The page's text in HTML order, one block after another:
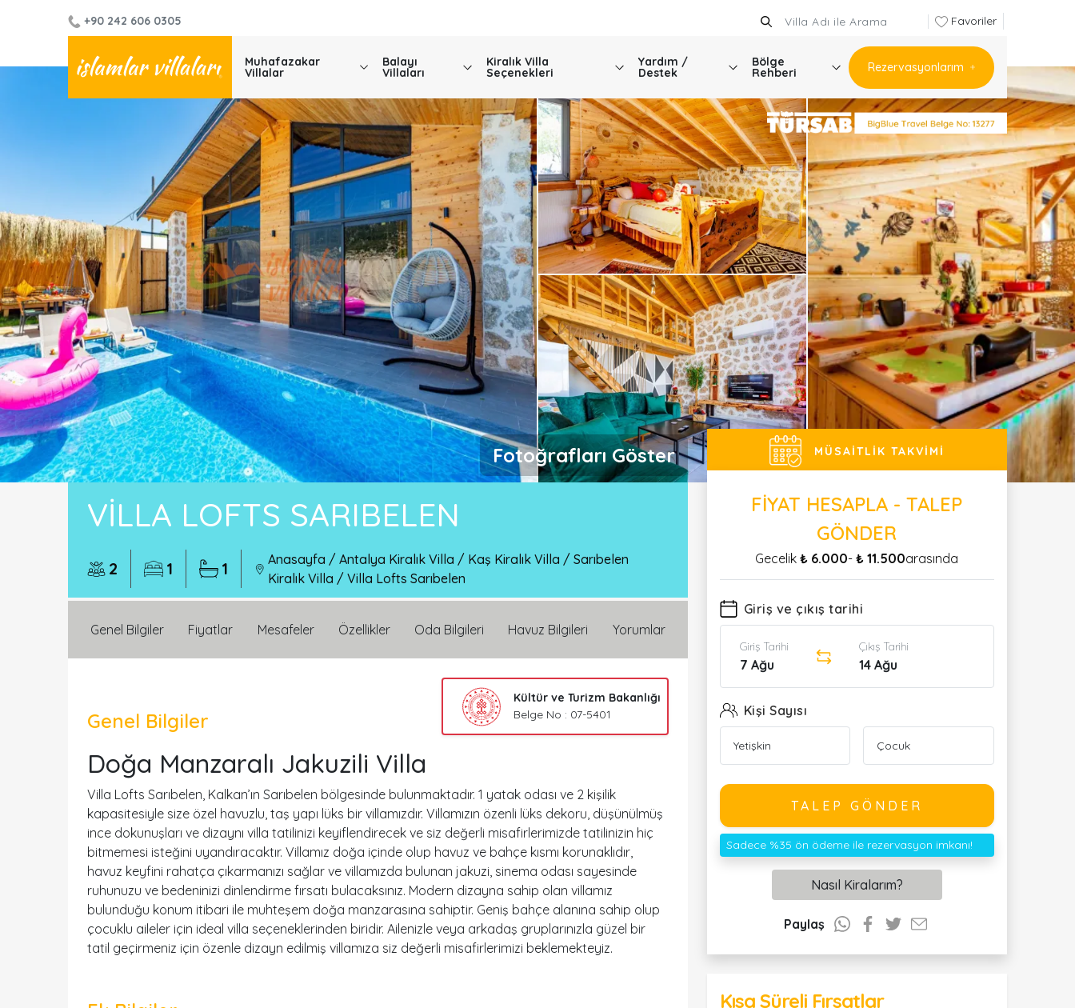
+90 242 606 0305 Favoriler
Muhafazakar
Villalar
Balayı
Villaları
Kiralık Villa
Seçenekleri
Yardım /
Destek
Bölge
Rehberi Rezervasyonlarım
Fotoğrafları Göster
VILLA LOFTS SARIBELEN
2 1 1 Anasayfa / Antalya Kiralık Villa / Kaş Kiralık Villa / Sarıbelen
Kiralık Villa / Villa Lofts Sarıbelen
Genel Bilgiler Fiyatlar Mesafeler Özellikler Oda Bilgileri Havuz Bilgileri Yorumlar
Genel Bilgiler
Kültür ve Turizm Bakanlığı
Belge No : 07-5401
Doğa Manzaralı Jakuzili Villa
Villa Lofts Sarıbelen, Kalkan’ın Sarıbelen bölgesinde bulunmaktadır. 1 yatak odası ve 2 kişilik
kapasitesiyle size özel havuzlu, taş yapı lüks bir villamızdır. Villamızın özenli lüks dekoru, düşünülmüş
ince dokunuşları ve dizaynı villa tatilinizi keyiflendirecek ve siz değerli misafirlerimizde tatilinizin hiç
bitmemesi isteğini uyandıracaktır. Villamız doğa içinde olup havuz ve bahçe kısmı korunaklıdır,
havuz keyfini rahatça çıkarmanızı sağlar ve villamızda bulunan jakuzi, sinema odası sayesinde
ruhunuzu ve bedeninizi dinlendirme fırsatı bulacaksınız. Modern dizayna sahip olan villamız
bulunduğu konum itibari ile muhteşem doğa manzarasına sahiptir. Geniş bahçe alanına sahip olup
çocuklu aileler için ideal villa seçeneklerinden biridir. Ailenizle veya arkadaş gruplarınızla güzel bir
tatil geçirmeniz için özenle dizayn edilmiş villamıza siz değerli misafirlerimizi beklemekteyiz.
MÜSAITLIK TAKVIMI
FIYAT HESAPLA - TALEP
GÖNDER
Gecelik₺ 6.000-₺ 11.500arasında
Giriş ve çıkış tarihi
Giriş Tarihi
7 Ağu
Çıkış Tarihi
14 Ağu
Kişi Sayısı
TALEP GÖNDER
Sadece %35 ön ödeme ile rezervasyon imkanı!
Nasıl Kiralarım?
Paylaş
Kısa Süreli Fırsatlar